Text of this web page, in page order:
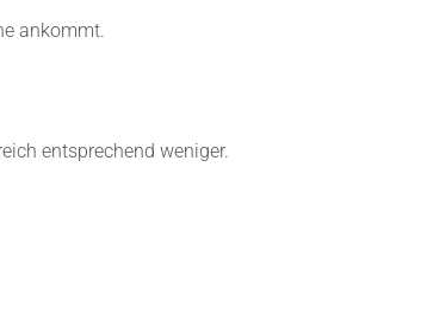
ankommt.
entsprechend weniger.